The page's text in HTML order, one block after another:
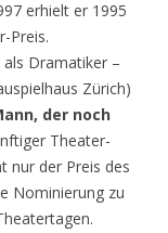
erhielt er 1995
Preis.
als Dramatiker –
Zürich)
der noch
Theater-
nur der Preis des
Nominierung zu